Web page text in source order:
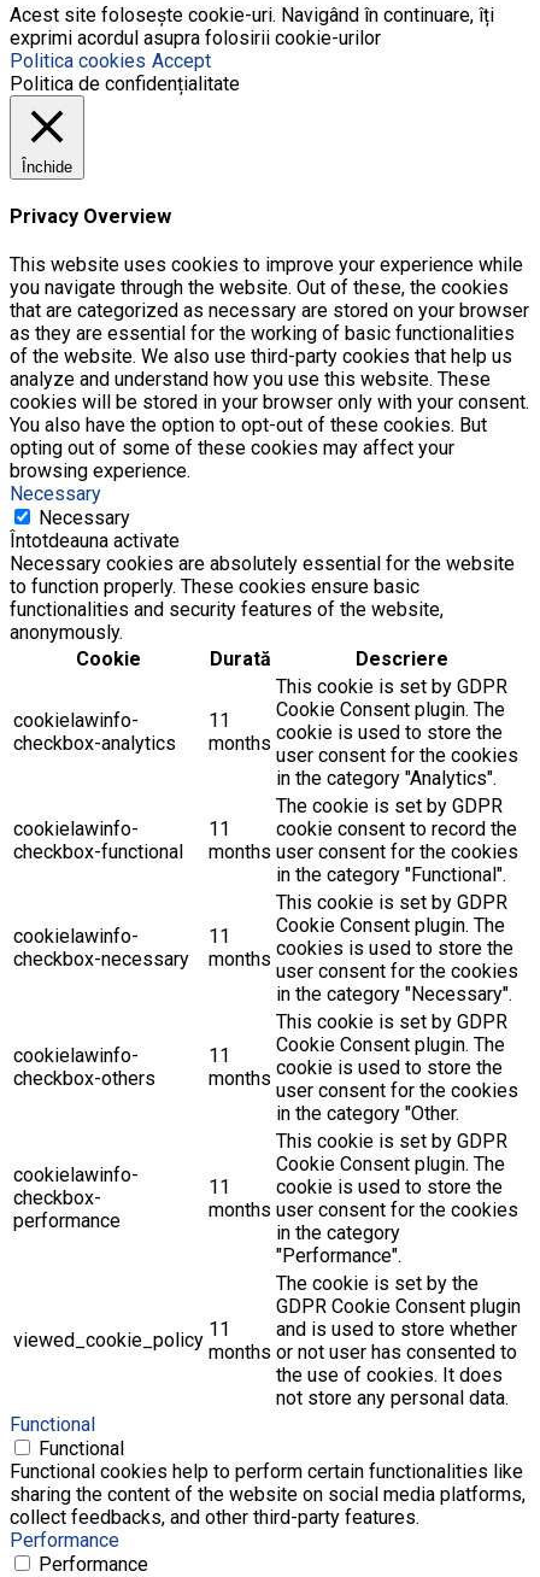
Acest site folosește cookie-uri. Navigând în continuare, îți
exprimi acordul asupra folosirii cookie-urilor
Politica cookies Accept
Politica de confidențialitate
Închide
Privacy Overview
This website uses cookies to improve your experience while
you navigate through the website. Out of these, the cookies
that are categorized as necessary are stored on your browser
as they are essential for the working of basic functionalities
of the website. We also use third-party cookies that help us
analyze and understand how you use this website. These
cookies will be stored in your browser only with your consent.
You also have the option to opt-out of these cookies. But
opting out of some of these cookies may affect your
browsing experience.
Necessary
Necessary
Întotdeauna activate
Necessary cookies are absolutely essential for the website
to function properly. These cookies ensure basic
functionalities and security features of the website,
anonymously.
Cookie
Durată Descriere
cookielawinfo-
checkbox-analytics
11
months
This cookie is set by GDPR
Cookie Consent plugin. The
cookie is used to store the
user consent for the cookies
in the category "Analytics".
cookielawinfo-
checkbox-functional
11
months
The cookie is set by GDPR
cookie consent to record the
user consent for the cookies
in the category "Functional".
cookielawinfo-
checkbox-necessary
11
months
This cookie is set by GDPR
Cookie Consent plugin. The
cookies is used to store the
user consent for the cookies
in the category "Necessary".
cookielawinfo-
checkbox-others
11
months
This cookie is set by GDPR
Cookie Consent plugin. The
cookie is used to store the
user consent for the cookies
in the category "Other.
cookielawinfo-
checkbox-
performance
11
months
This cookie is set by GDPR
Cookie Consent plugin. The
cookie is used to store the
user consent for the cookies
in the category
"Performance".
viewed_cookie_policy 11
months
The cookie is set by the
GDPR Cookie Consent plugin
and is used to store whether
or not user has consented to
the use of cookies. It does
not store any personal data.
Functional
Functional
Functional cookies help to perform certain functionalities like
sharing the content of the website on social media platforms,
collect feedbacks, and other third-party features.
Performance
Performance